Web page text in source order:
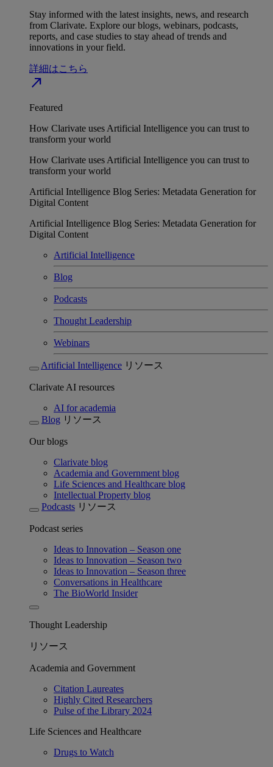
Stay informed with the latest insights, news, and research
from Clarivate. Explore our blogs, webinars, podcasts,
reports, and case studies to stay ahead of trends and
innovations in your field.
詳細はこちら
north_east
Featured
How Clarivate uses Artificial Intelligence you can trust to
transform your world
How Clarivate uses Artificial Intelligence you can trust to
transform your world
Artificial Intelligence Blog Series: Metadata Generation for
Digital Content
Artificial Intelligence Blog Series: Metadata Generation for
Digital Content
Artificial Intelligence
Blog
Podcasts
Thought Leadership
Webinars
Artificial Intelligence リソース
Clarivate AI resources
AI for academia
Blog リソース
Our blogs
Clarivate blog
Academia and Government blog
Life Sciences and Healthcare blog
Intellectual Property blog
Podcasts リソース
Podcast series
Ideas to Innovation – Season one
Ideas to Innovation – Season two
Ideas to Innovation – Season three
Conversations in Healthcare
The BioWorld Insider
Thought Leadership
リソース
Academia and Government
Citation Laureates
Highly Cited Researchers
Pulse of the Library 2024
Life Sciences and Healthcare
Drugs to Watch